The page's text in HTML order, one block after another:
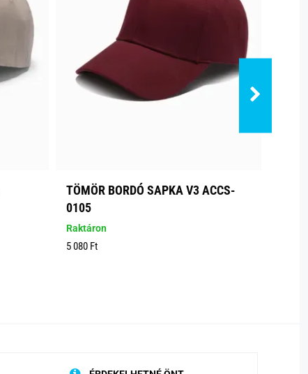
TÖMÖR BORDÓ SAPKA V3 ACCS-
0105
Raktáron
5 080 Ft